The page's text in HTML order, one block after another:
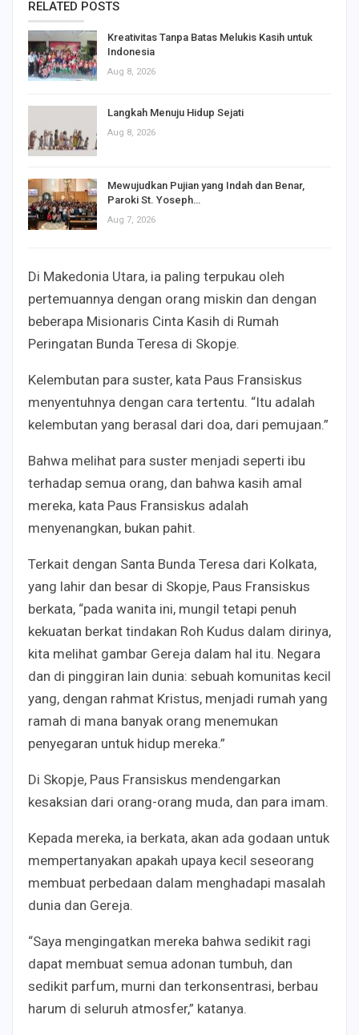
RELATED POSTS
Kreativitas Tanpa Batas Melukis Kasih untuk
Indonesia
Aug 8, 2026
Langkah Menuju Hidup Sejati
Aug 8, 2026
Mewujudkan Pujian yang Indah dan Benar,
Paroki St. Yoseph…
Aug 7, 2026
Di Makedonia Utara, ia paling terpukau oleh
pertemuannya dengan orang miskin dan dengan
beberapa Misionaris Cinta Kasih di Rumah
Peringatan Bunda Teresa di Skopje.
Kelembutan para suster, kata Paus Fransiskus
menyentuhnya dengan cara tertentu. “Itu adalah
kelembutan yang berasal dari doa, dari pemujaan.”
Bahwa melihat para suster menjadi seperti ibu
terhadap semua orang, dan bahwa kasih amal
mereka, kata Paus Fransiskus adalah
menyenangkan, bukan pahit.
Terkait dengan Santa Bunda Teresa dari Kolkata,
yang lahir dan besar di Skopje, Paus Fransiskus
berkata, “pada wanita ini, mungil tetapi penuh
kekuatan berkat tindakan Roh Kudus dalam dirinya,
kita melihat gambar Gereja dalam hal itu. Negara
dan di pinggiran lain dunia: sebuah komunitas kecil
yang, dengan rahmat Kristus, menjadi rumah yang
ramah di mana banyak orang menemukan
penyegaran untuk hidup mereka.”
Di Skopje, Paus Fransiskus mendengarkan
kesaksian dari orang-orang muda, dan para imam.
Kepada mereka, ia berkata, akan ada godaan untuk
mempertanyakan apakah upaya kecil seseorang
membuat perbedaan dalam menghadapi masalah
dunia dan Gereja.
“Saya mengingatkan mereka bahwa sedikit ragi
dapat membuat semua adonan tumbuh, dan
sedikit parfum, murni dan terkonsentrasi, berbau
harum di seluruh atmosfer,” katanya.